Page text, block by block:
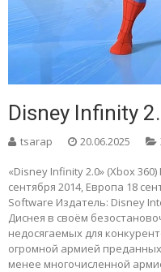
Disney Infinity
tsarap 20.06.2025
«Disney Infinity 2.0» (Xbox
сентября 2014, Европа 18
Software Издатель: Disney
Диснея в своём
недосягаемых для
огромной армией
менее многочисленной